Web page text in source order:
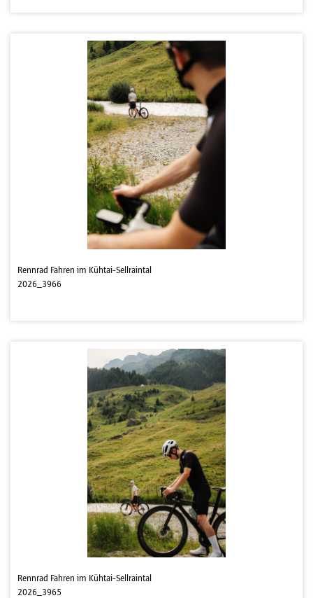
Rennrad Fahren im Kühtai-Sellraintal
2026_3966
Rennrad Fahren im Kühtai-Sellraintal
2026_3965